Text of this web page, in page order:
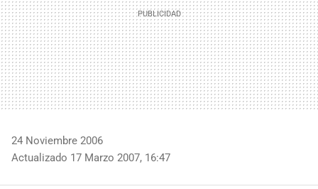
24 Noviembre 2006
Actualizado 17 Marzo 2007, 16:47